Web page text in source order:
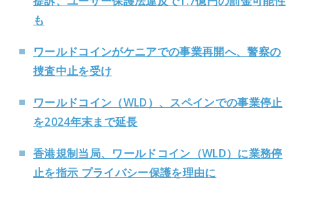
も
ワールドコインがケニアでの事業再開へ、警察の
捜査中止を受け
ワールドコイン（WLD）、スペインでの事業停止
を2024年末まで延長
香港規制当局、ワールドコイン（WLD）に業務停
止を指示 プライバシー保護を理由に